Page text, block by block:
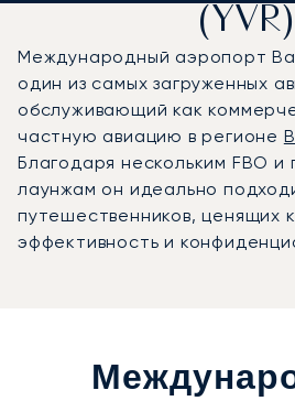
(YVR)
Международный аэропорт
один из самых загруженных
обслуживающий как
частную авиацию в регионе
Благодаря нескольким FBO и
лаунжам он идеально
путешественников, ценящих
эффективность и